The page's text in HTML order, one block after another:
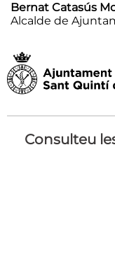
Bernat Catasús
Alcalde de
Consulteu